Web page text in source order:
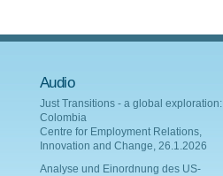
Audio
Just Transitions - a global exploration:
Colombia
Centre for Employment Relations,
Innovation and Change, 26.1.2026
Analyse und Einordnung des US-